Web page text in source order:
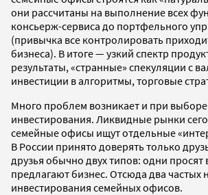
они рассчитаны на выполнение всех
консьерж-сервиса до портфельного
(привычка все контролировать
бизнеса). В итоге — узкий спектр
результаты, «странные» спекуляции с
инвестиции в алгоритмы, торговые
Много проблем возникает и при
инвестирования. Ликвидные рынки
семейные офисы ищут отдельные
В России принято доверять только
друзья обычно двух типов: одни просят
предлагают бизнес. Отсюда два частых
инвестирования семейных офисов.